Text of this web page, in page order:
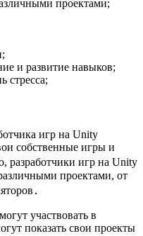
проектами;
и развитие навыков;
стресса;
игр на Unity
собственные игры и
разработчики игр на Unity
проектами, от
участвовать в
показать свои проекты